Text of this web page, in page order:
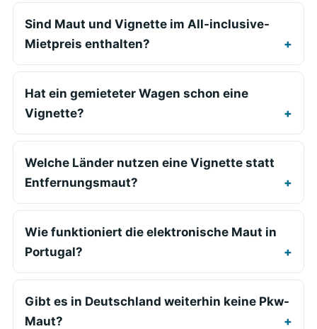
Sind Maut und Vignette im All-inclusive-
Mietpreis enthalten?
Hat ein gemieteter Wagen schon eine
Vignette?
Welche Länder nutzen eine Vignette statt
Entfernungsmaut?
Wie funktioniert die elektronische Maut in
Portugal?
Gibt es in Deutschland weiterhin keine Pkw-
Maut?